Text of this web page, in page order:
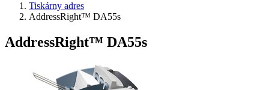
Tiskárny adres
AddressRight™ DA55s
AddressRight™ DA55s